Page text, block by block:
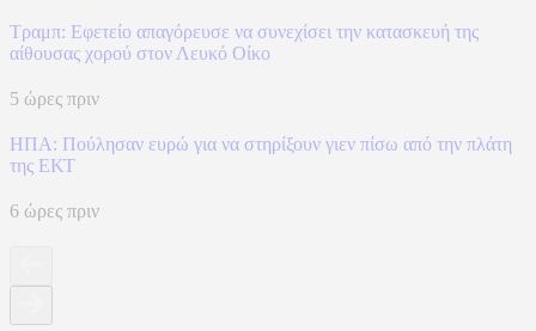
Τραμπ: Εφετείο απαγόρευσε να συνεχίσει την κατασκευή της
αίθουσας χορού στον Λευκό Οίκο
5 ώρες πριν
ΗΠΑ: Πούλησαν ευρώ για να στηρίξουν γιεν πίσω από την πλάτη
της ΕΚΤ
6 ώρες πριν